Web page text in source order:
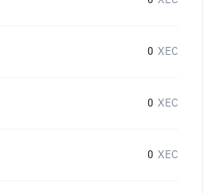
0 XEC
0 XEC
0 XEC